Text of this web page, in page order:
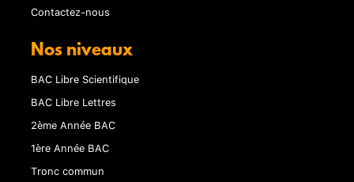
Contactez-nous
Nos niveaux
BAC Libre Scientifique
BAC Libre Lettres
2ème Année BAC
1ère Année BAC
Tronc commun